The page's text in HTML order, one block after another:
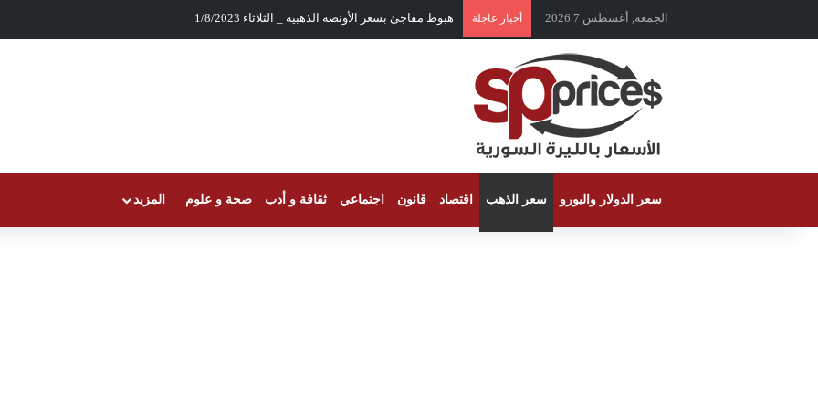
الجمعة, أغسطس 7 2026 أخبار عاجلة هبوط مفاجئ بسعر الأونصه الذهبيه _ الثلاثاء 1/8/2023
سعر الدولار واليورو سعر الذهب اقتصاد قانون اجتماعي ثقافة و أدب صحة و علوم المزيد